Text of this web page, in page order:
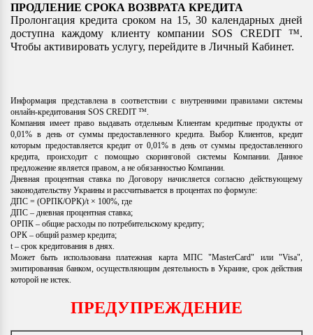
ПРОДЛЕНИЕ СРОКА ВОЗВРАТА КРЕДИТА
Пролонгация кредита сроком на 15, 30 календарных дней
доступна каждому клиенту компании SOS CREDIT ™.
Чтобы активировать услугу, перейдите в Личный Кабинет.
Информация представлена в соответствии с внутренними правилами системы
онлайн-кредитования SOS CREDIT ™.
Компания имеет право выдавать отдельным Клиентам кредитные продукты от
0,01% в день от суммы предоставленного кредита. Выбор Клиентов, кредит
которым предоставляется кредит от 0,01% в день от суммы предоставленного
кредита, происходит с помощью скоринговой системы Компании. Данное
предложение является правом, а не обязанностью Компании.
Дневная процентная ставка по Договору начисляется согласно действующему
законодательству Украины и рассчитывается в процентах по формуле:
ДПС = (ОРПК/ОРК)/t × 100%, где
ДПС – дневная процентная ставка;
ОРПК – общие расходы по потребительскому кредиту;
ОРК – общий размер кредита;
t – срок кредитования в днях.
Может быть использована платежная карта МПС "MasterCard" или "Visa",
эмитированная банком, осуществляющим деятельность в Украине, срок действия
которой не истек.
ПРЕДУПРЕЖДЕНИЕ